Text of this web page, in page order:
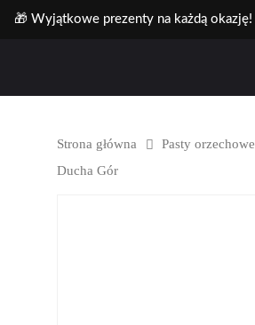
🎁 Wyjątkowe prezenty na każdą okazję!
Strona główna Pasty orzechowe
Ducha Gór